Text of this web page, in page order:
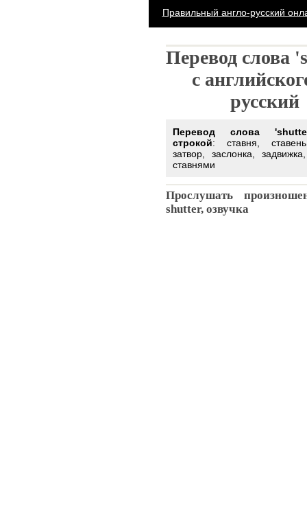
Правильный англо-русский
Перевод слова
с
русский
Перевод слова
строкой: ставня,
затвор, заслонка,
ставнями
Прослушать
shutter, озвучка